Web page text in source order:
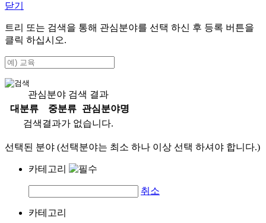
닫기
트리 또는 검색을 통해 관심분야를 선택 하신 후 등록 버튼을
클릭 하십시오.
관심분야 검색 결과
대분류
중분류
관심분야명
검색결과가 없습니다.
선택된 분야 (선택분야는 최소 하나 이상 선택 하셔야 합니다.)
카테고리
취소
카테고리